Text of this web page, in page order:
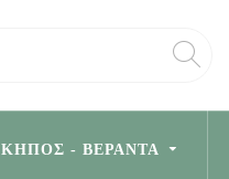
ΚΉΠΟΣ - ΒΕΡΆΝΤΑ